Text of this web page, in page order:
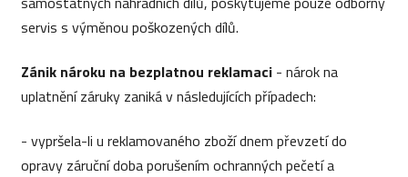
servis s výměnou poškozených dílů.
Zánik nároku na bezplatnou reklamaci - nárok na
uplatnění záruky zaniká v následujících případech:
- vypršela-li u reklamovaného zboží dnem převzetí do
opravy záruční doba porušením ochranných pečetí a